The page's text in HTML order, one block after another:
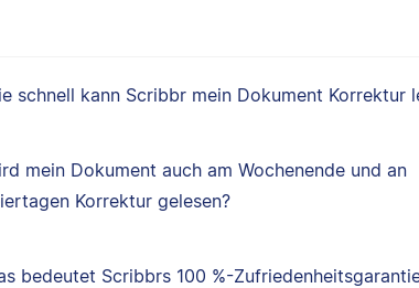
schnell kann Scribbr mein Dokument Korrektur
mein Dokument auch am Wochenende und an
Korrektur gelesen?
bedeutet Scribbrs 100 %-